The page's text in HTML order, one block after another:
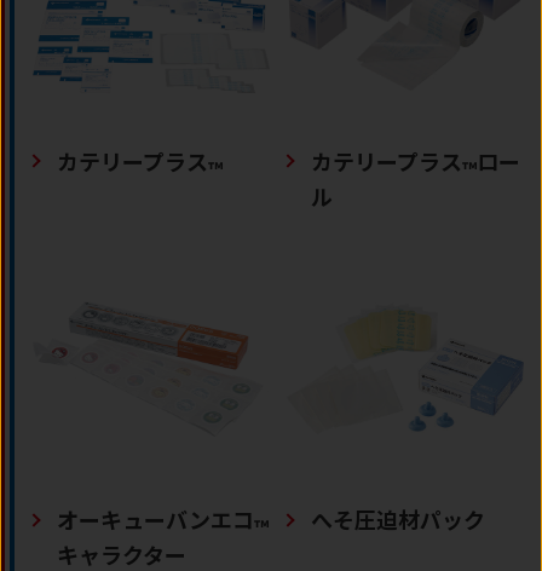
カテリープラス™ カテリープラス™ロー
ル
オーキューバンエコ™
キャラクター
へそ圧迫材パック